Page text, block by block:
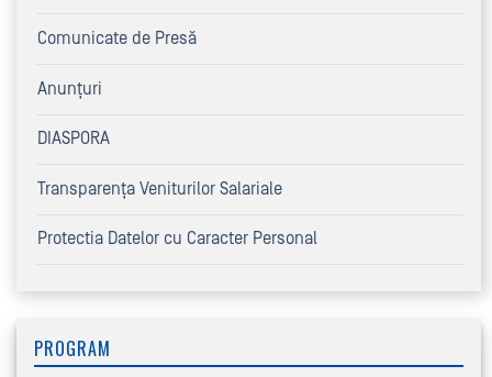
Comunicate de Presă
Anunțuri
DIASPORA
Transparența Veniturilor Salariale
Protectia Datelor cu Caracter Personal
PROGRAM